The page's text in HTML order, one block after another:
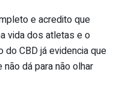
e acredito que
vida dos atletas e o
CBD já evidencia que
dá para não olhar